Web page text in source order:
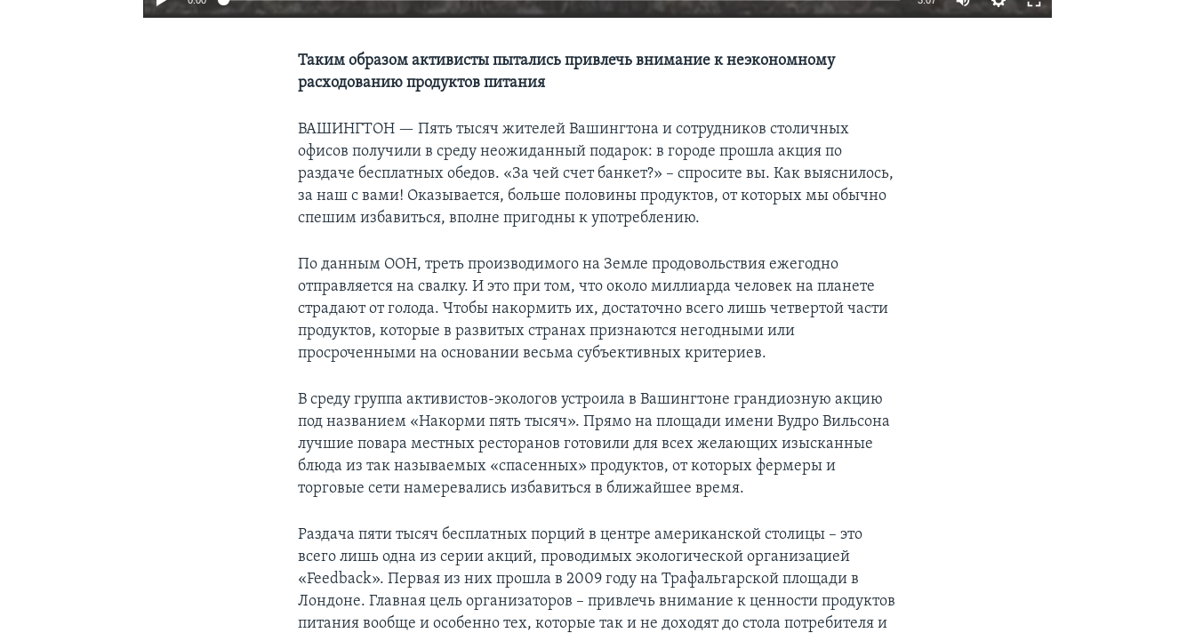
Таким образом активисты пытались привлечь внимание к неэкономному
расходованию продуктов питания
ВАШИНГТОН —Пять тысяч жителей Вашингтона и сотрудников столичных
офисов получили в среду неожиданный подарок: в городе прошла акция по
раздаче бесплатных обедов. «За чей счет банкет?» – спросите вы. Как выяснилось,
за наш с вами! Оказывается, больше половины продуктов, от которых мы обычно
спешим избавиться, вполне пригодны к употреблению.
По данным ООН, треть производимого на Земле продовольствия ежегодно
отправляется на свалку. И это при том, что около миллиарда человек на планете
страдают от голода. Чтобы накормить их, достаточно всего лишь четвертой части
продуктов, которые в развитых странах признаются негодными или
просроченными на основании весьма субъективных критериев.
В среду группа активистов-экологов устроила в Вашингтоне грандиозную акцию
под названием «Накорми пять тысяч». Прямо на площади имени Вудро Вильсона
лучшие повара местных ресторанов готовили для всех желающих изысканные
блюда из так называемых «спасенных» продуктов, от которых фермеры и
торговые сети намеревались избавиться в ближайшее время.
Раздача пяти тысяч бесплатных порций в центре американской столицы – это
всего лишь одна из серии акций, проводимых экологической организацией
«Feedback». Первая из них прошла в 2009 году на Трафальгарской площади в
Лондоне. Главная цель организаторов – привлечь внимание к ценности продуктов
питания вообще и особенно тех, которые так и не доходят до стола потребителя и